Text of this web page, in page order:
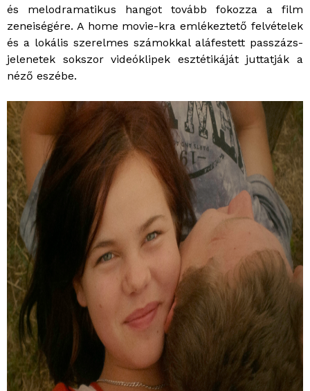
és melodramatikus hangot tovább fokozza a film
zeneiségére. A home movie-kra emlékeztető felvételek
és a lokális szerelmes számokkal aláfestett passzázs-
jelenetek sokszor videóklipek esztétikáját juttatják a
néző eszébe.